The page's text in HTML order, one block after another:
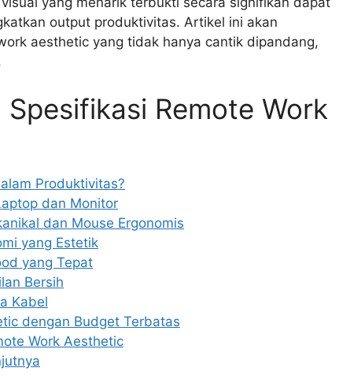
output produktivitas. Artikel ini akan
aesthetic yang tidak hanya cantik dipandang,
Remote Work
Produktivitas?
dan Monitor
dan Mouse Ergonomis
yang Estetik
yang Tepat
Bersih
Kabel
dengan Budget Terbatas
Work Aesthetic